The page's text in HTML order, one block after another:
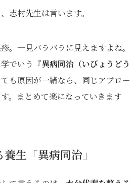
志村先生は言います。
。一見バラバラに見えますよね。
でいう『異病同治（いびょうどう
も原因が一緒なら、同じアプロー
。まとめて楽になっていきます
生「異病同治」